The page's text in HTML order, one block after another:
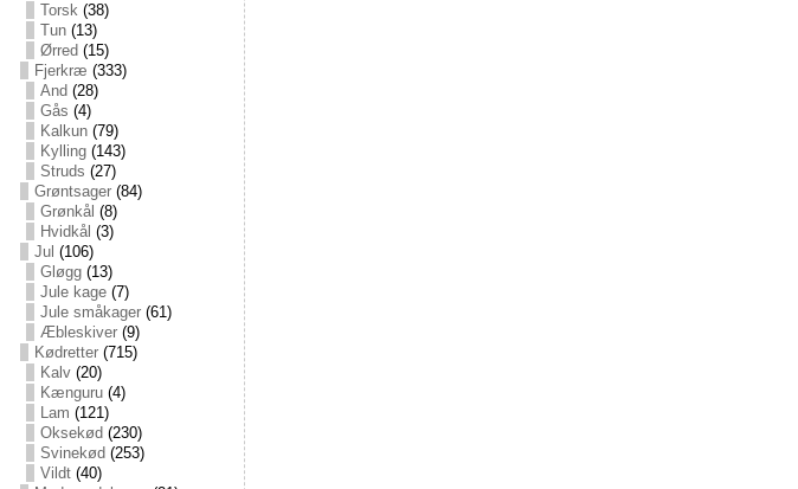
Torsk(38)
Tun(13)
Ørred (15)
Fjerkræ (333)
And (28)
Gås (4)
Kalkun(79)
Kylling(143)
Struds (27)
Grøntsager(84)
Grønkål (8)
Hvidkål (3)
Jul (106)
Gløgg(13)
Jule kage(7)
Jule småkager(61)
Æbleskiver(9)
Kødretter(715)
Kalv(20)
Kænguru(4)
Lam (121)
Oksekød (230)
Svinekød (253)
Vildt(40)